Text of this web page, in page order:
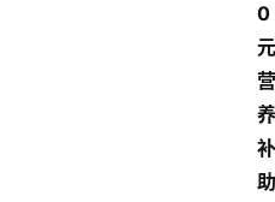
0
元
营
养
补
助